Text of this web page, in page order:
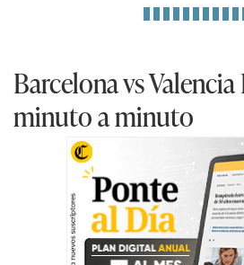
Barcelona vs Valencia
minuto a minuto